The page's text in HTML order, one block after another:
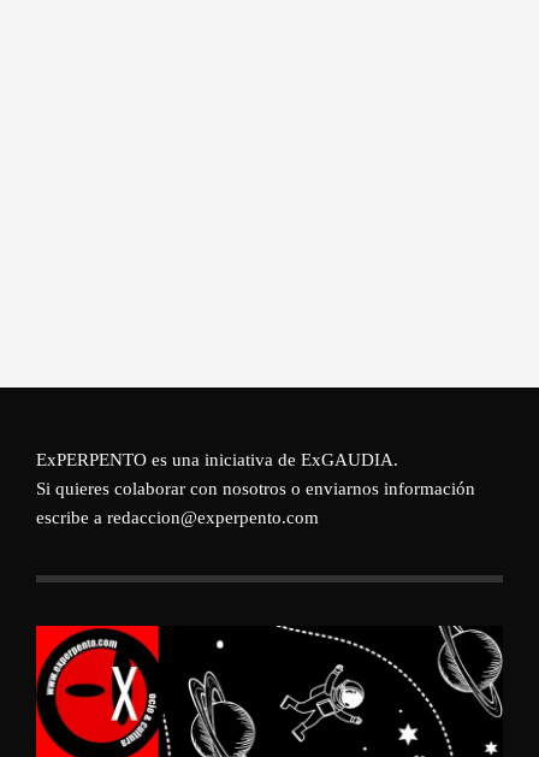
ExPERPENTO es una iniciativa de ExGAUDIA.
Si quieres colaborar con nosotros o enviarnos información
escribe a redaccion@experpento.com